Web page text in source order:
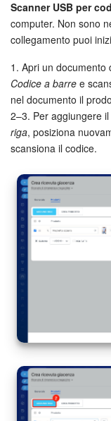
Enterprise
Bitrix24 On-
Bitrix24
Domande
Scanner USB per
computer. Non sono
collegamento puoi
1. Apri un documento
Codice a barre e
nel documento il
2–3. Per aggiungere
riga, posiziona
scansiona il codice.